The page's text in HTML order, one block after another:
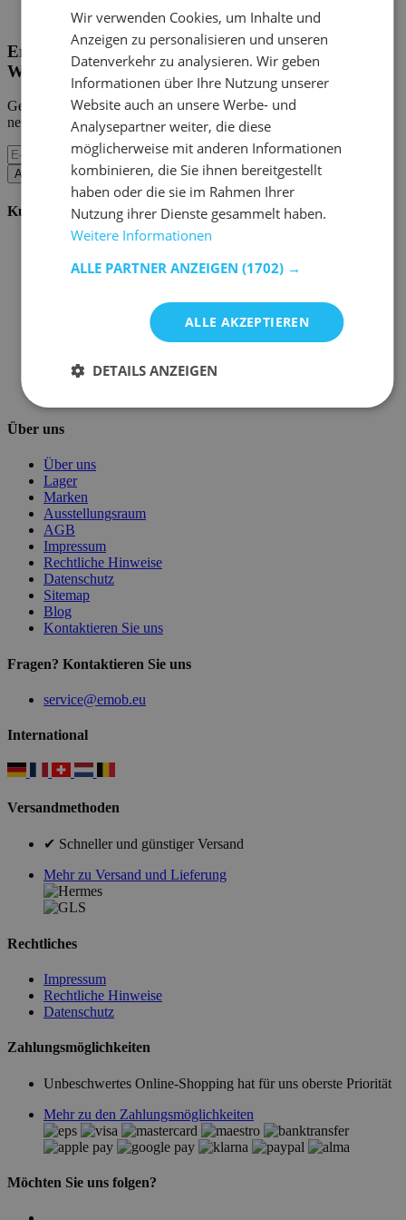
Home Emob|Mein Konto
Erhalten Sie unsere neuen Kollektionen und
Werbeaktionen.
Geben Sie uns Ihre E-Mail und Sie werden monatlich über die
neuesten Ereignisse informiert.
Abonnieren
Kundenservice
Zahlungsmöglichkeiten
Stornieren oder retournieren
Pflegehinweise
Paswort Vergessen?
Über uns
Über uns
Lager
Marken
Ausstellungsraum
AGB
Impressum
Rechtliche Hinweise
Datenschutz
Sitemap
Blog
Kontaktieren Sie uns
Fragen? Kontaktieren Sie uns
service@emob.eu
International
Versandmethoden
✔ Schneller und günstiger Versand
Mehr zu Versand und Lieferung
Rechtliches
Impressum
Rechtliche Hinweise
Datenschutz
Zahlungsmöglichkeiten
Unbeschwertes Online-Shopping hat für uns oberste Priorität
Mehr zu den Zahlungsmöglichkeiten
Möchten Sie uns folgen?
Wir verwenden Cookies, um Inhalte und
Anzeigen zu personalisieren und unseren
Datenverkehr zu analysieren. Wir geben
Informationen über Ihre Nutzung unserer
Website auch an unsere Werbe- und
Analysepartner weiter, die diese
möglicherweise mit anderen Informationen
kombinieren, die Sie ihnen bereitgestellt
haben oder die sie im Rahmen Ihrer
Nutzung ihrer Dienste gesammelt haben.
Weitere Informationen
ALLE PARTNER ANZEIGEN (1702) →
ALLE AKZEPTIEREN
DETAILS ANZEIGEN